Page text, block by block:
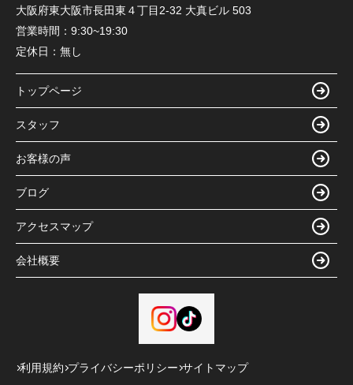
大阪府東大阪市長田東４丁目2-32 大真ビル 503
営業時間： 9:30~19:30
定休日： 無し
トップページ
スタッフ
お客様の声
ブログ
アクセスマップ
会社概要
利用規約 プライバシーポリシー サイトマップ